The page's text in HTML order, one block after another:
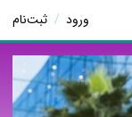
ورود / ثبت‌نام